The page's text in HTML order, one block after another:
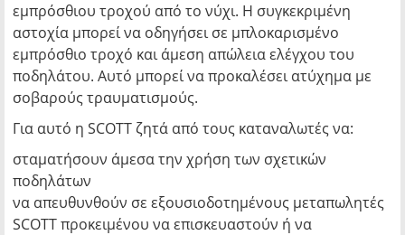
εμπρόσθιου τροχού από το νύχι. Η συγκεκριμένη
αστοχία μπορεί να οδηγήσει σε μπλοκαρισμένο
εμπρόσθιο τροχό και άμεση απώλεια ελέγχου του
ποδηλάτου. Αυτό μπορεί να προκαλέσει ατύχημα με
σοβαρούς τραυματισμούς.
Για αυτό η SCOTT ζητά από τους καταναλωτές να:
σταματήσουν άμεσα την χρήση των σχετικών
ποδηλάτων
να απευθυνθούν σε εξουσιοδοτημένους μεταπωλητές
SCOTT προκειμένου να επισκευαστούν ή να